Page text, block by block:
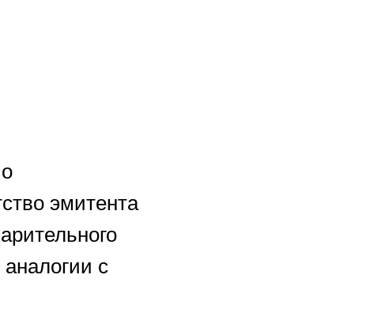
эмитента
с